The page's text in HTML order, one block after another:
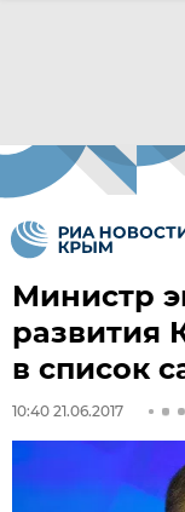
Министр
развития
в список
10:40 21.06.2017